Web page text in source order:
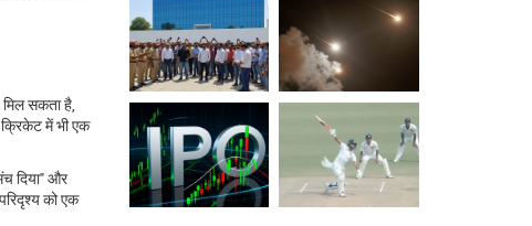
सकता है,
क्रिकेट में भी एक
दिया" और
को एक